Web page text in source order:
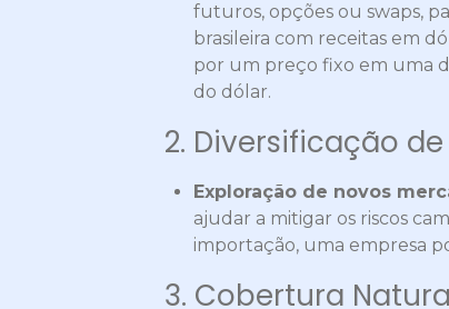
futuros, opções ou swaps,
brasileira com receitas em
por um preço fixo em uma
do dólar.
2. Diversificação
Exploração de novos
ajudar a mitigar os riscos
importação, uma empresa
3. Cobertura